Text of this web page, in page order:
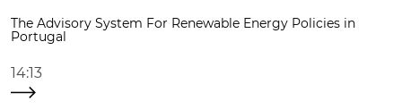
The Advisory System For Renewable Energy Policies in
Portugal
14:13